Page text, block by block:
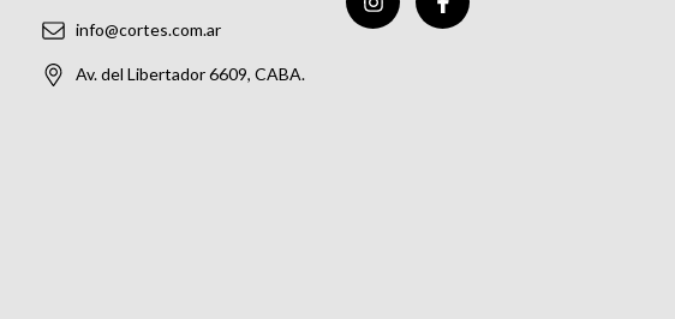
info@cortes.com.ar
Av. del Libertador 6609, CABA.